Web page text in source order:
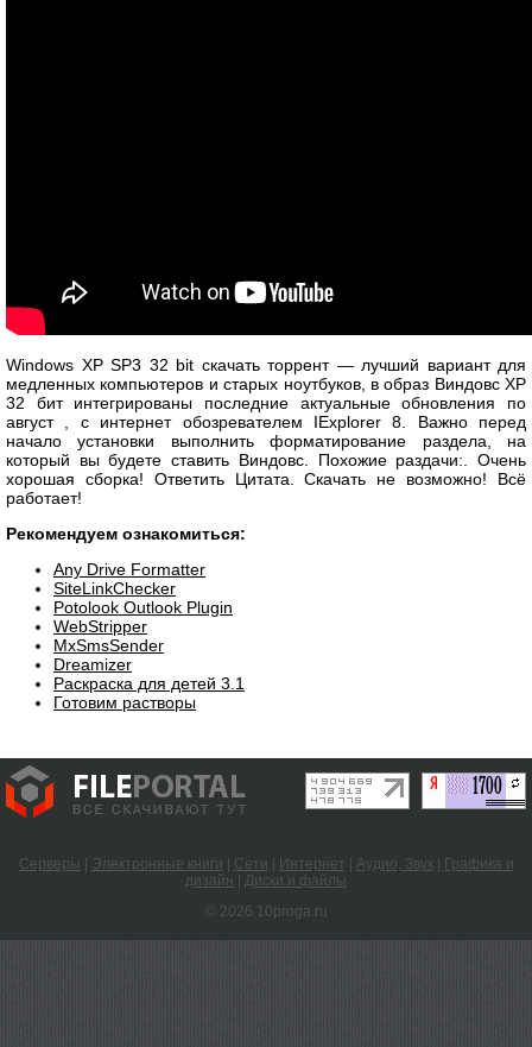
Windows XP SP3 32 bit скачать торрент — лучший вариант для
медленных компьютеров и старых ноутбуков, в образ Виндовс XP
32 бит интегрированы последние актуальные обновления по
август , с интернет обозревателем IExplorer 8. Важно перед
начало установки выполнить форматирование раздела, на
который вы будете ставить Виндовс. Похожие раздачи:. Очень
хорошая сборка! Ответить Цитата. Скачать не возможно! Всё
работает!
Рекомендуем ознакомиться:
Any Drive Formatter
SiteLinkChecker
Potolook Outlook Plugin
WebStripper
MxSmsSender
Dreamizer
Раскраска для детей 3.1
Готовим растворы
Серверы Электронные книги Сети Интернет Аудио, Звук|
Графика и
дизайн
Диски и файлы
© 2026 10proga.ru